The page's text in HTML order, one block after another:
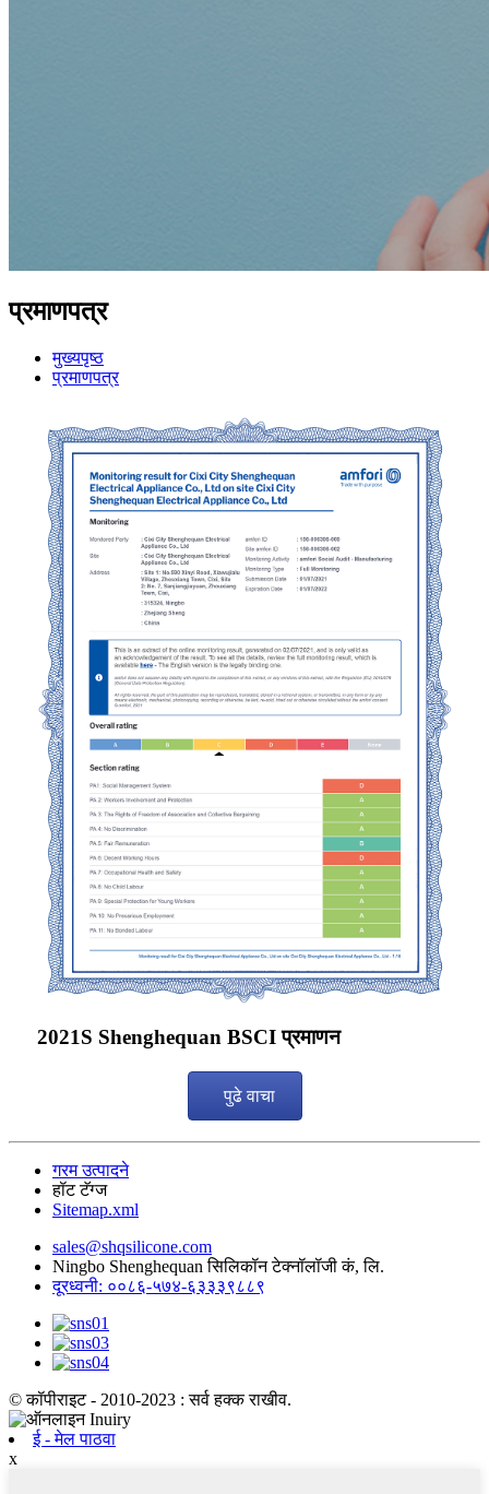
प्रमाणपत्र
मुख्यपृष्ठ
प्रमाणपत्र
2021S Shenghequan BSCI प्रमाणन
पुढे वाचा
गरम उत्पादने
हॉट टॅग्ज
Sitemap.xml
sales@shqsilicone.com
Ningbo Shenghequan सिलिकॉन टेक्नॉलॉजी कं, लि.
दूरध्वनी: ००८६-५७४-६३३३९८८९
© कॉपीराइट - 2010-2023 : सर्व हक्क राखीव.
ई - मेल पाठवा
x